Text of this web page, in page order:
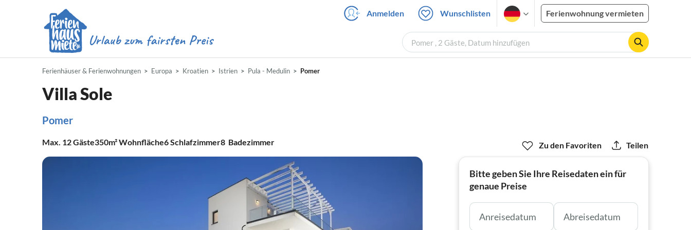
Anmelden Wunschlisten Ferienwohnung vermieten
Pomer , 2 Gäste, Datum hinzufügen
Ferienhäuser & Ferienwohnungen Europa Kroatien Istrien Pula - Medulin Pomer
Villa Sole
Pomer
Max. 12Gäste350m²Wohnfläche6Schlafzimmer8 Badezimmer Zu den Favoriten Teilen
Bitte geben Sie Ihre Reisedaten ein für
genaue Preise